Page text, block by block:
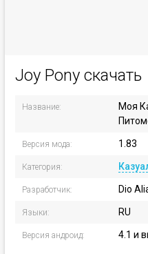
Joy Pony скачать
Название:
Моя
Версия мода: 1.83
Категория:
Разработчик: Dio
Языки: RU
Версия андроид: 4.1 и